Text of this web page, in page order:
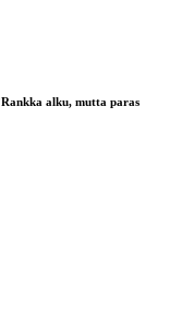
alku, mutta paras